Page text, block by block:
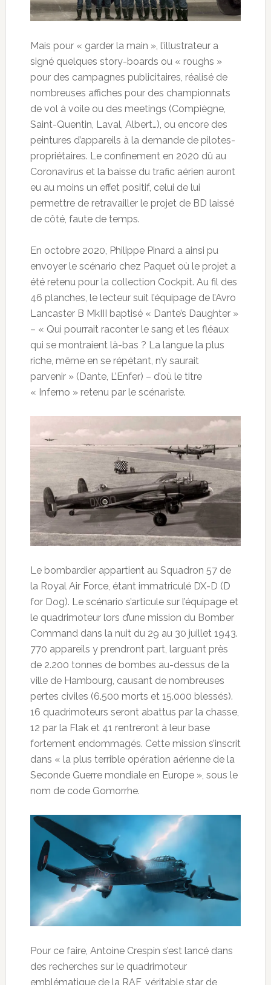
Mais pour « garder la main », l’illustrateur a
signé quelques story-boards ou « roughs »
pour des campagnes publicitaires, réalisé de
nombreuses affiches pour des championnats
de vol à voile ou des meetings (Compiègne,
Saint-Quentin, Laval, Albert…), ou encore des
peintures d’appareils à la demande de pilotes-
propriétaires. Le confinement en 2020 dû au
Coronavirus et la baisse du trafic aérien auront
eu au moins un effet positif, celui de lui
permettre de retravailler le projet de BD laissé
de côté, faute de temps.
En octobre 2020, Philippe Pinard a ainsi pu
envoyer le scénario chez Paquet où le projet a
été retenu pour la collection Cockpit. Au fil des
46 planches, le lecteur suit l’équipage de l’Avro
Lancaster B MkIII baptisé « Dante’s Daughter »
– « Qui pourrait raconter le sang et les fléaux
qui se montraient là-bas ? La langue la plus
riche, même en se répétant, n’y saurait
parvenir » (Dante, L’Enfer) – d’où le titre
« Inferno » retenu par le scénariste.
Le bombardier appartient au Squadron 57 de
la Royal Air Force, étant immatriculé DX-D (D
for Dog). Le scénario s’articule sur l’équipage et
le quadrimoteur lors d’une mission du Bomber
Command dans la nuit du 29 au 30 juillet 1943.
770 appareils y prendront part, larguant près
de 2.200 tonnes de bombes au-dessus de la
ville de Hambourg, causant de nombreuses
pertes civiles (6.500 morts et 15.000 blessés).
16 quadrimoteurs seront abattus par la chasse,
12 par la Flak et 41 rentreront à leur base
fortement endommagés. Cette mission s’inscrit
dans « la plus terrible opération aérienne de la
Seconde Guerre mondiale en Europe », sous le
nom de code Gomorrhe.
Pour ce faire, Antoine Crespin s’est lancé dans
des recherches sur le quadrimoteur
emblématique de la RAF, véritable star de